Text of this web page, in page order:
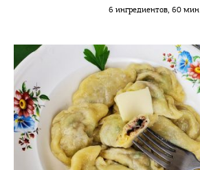
6 ингредиентов, 60 мин